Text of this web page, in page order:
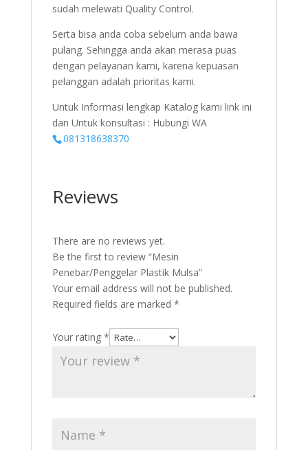
sudah melewati Quality Control.
Serta bisa anda coba sebelum anda bawa
pulang. Sehingga anda akan merasa puas
dengan pelayanan kami, karena kepuasan
pelanggan adalah prioritas kami.
Untuk Informasi lengkap Katalog kami link ini
dan Untuk konsultasi : Hubungi WA
081318638370
Reviews
There are no reviews yet.
Be the first to review “Mesin
Penebar/Penggelar Plastik Mulsa”
Your email address will not be published.
Required fields are marked *
Your rating *